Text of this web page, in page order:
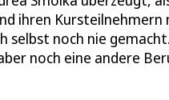
ihren Kursteilnehmern
selbst noch nie
noch eine andere